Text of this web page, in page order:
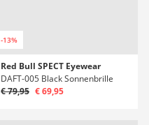
-13%
Red Bull SPECT Eyewear
DAFT-005 Black Sonnenbrille
€ 79,95 € 69,95